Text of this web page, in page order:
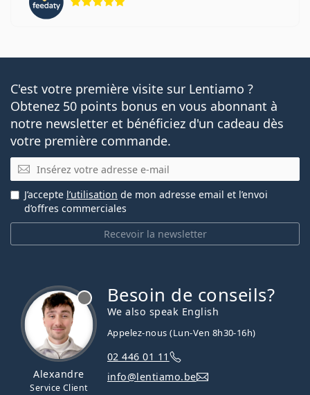
C'est votre première visite sur Lentiamo ?
Obtenez 50 points bonus en vous abonnant à
notre newsletter et bénéficiez d'un cadeau dès
votre première commande.
E-mail
Recevoir la newsletter
J’accepte l’utilisation de mon adresse email et l’envoi
d’offres commerciales
Alexandre
Service Client
Besoin de conseils?
We also speak English
Appelez-nous (Lun-Ven 8h30-16h)
02 446 01 11
info@lentiamo.be